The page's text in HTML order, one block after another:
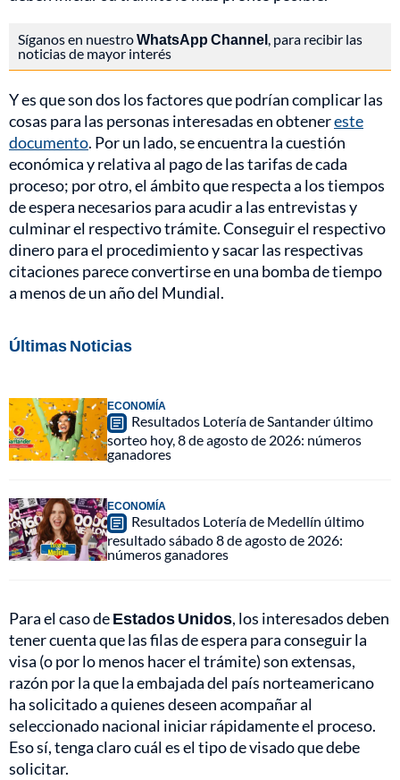
Síganos en nuestroWhatsApp Channel, para recibir las
noticias de mayor interés
Y es que son dos los factores que podrían complicar las
cosas para las personas interesadas en obtenereste
documento. Por un lado, se encuentra la cuestión
económica y relativa al pago de las tarifas de cada
proceso; por otro, el ámbito que respecta a los tiempos
de espera necesarios para acudir a las entrevistas y
culminar el respectivo trámite. Conseguir el respectivo
dinero para el procedimiento y sacar las respectivas
citaciones parece convertirse en una bomba de tiempo
a menos de un año del Mundial.
Últimas Noticias
ECONOMÍA
Resultados Lotería de Santander último
sorteo hoy, 8 de agosto de 2026: números
ganadores
ECONOMÍA
Resultados Lotería de Medellín último
resultado sábado 8 de agosto de 2026:
números ganadores
Para el caso deEstados Unidos, los interesados deben
tener cuenta que las filas de espera para conseguir la
visa (o por lo menos hacer el trámite) son extensas,
razón por la que la embajada del país norteamericano
ha solicitado a quienes deseen acompañar al
seleccionado nacional iniciar rápidamente el proceso.
Eso sí, tenga claro cuál es el tipo de visado que debe
solicitar.